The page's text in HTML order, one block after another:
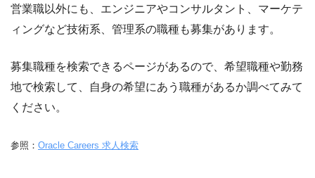
営業職以外にも、エンジニアやコンサルタント、マーケテ
ィングなど技術系、管理系の職種も募集があります。
募集職種を検索できるページがあるので、希望職種や勤務
地で検索して、自身の希望にあう職種があるか調べてみて
ください。
参照： Oracle Careers 求人検索